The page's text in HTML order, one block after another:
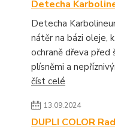
Detecha
Detecha
nátěr na bázi oleje,
ochraně dřeva před
plísněmi a
číst celé
13.09.2024
DUPLI COLOR